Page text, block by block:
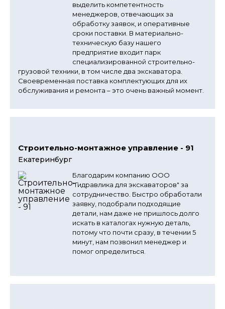
выделить компетентность
менеджеров, отвечающих за
обработку заявок, и оперативные
сроки поставки. В материально-
техническую базу нашего
предприятие входит парк
специализированной строительно-
грузовой техники, в том числе два экскаватора.
Своевременная поставка комплектующих для их
обслуживания и ремонта – это очень важный момент.
Строительно-монтажное управление - 91
Екатеринбург
Благодарим компанию ООО
"Гидравлика для экскаваторов" за
сотрудничество. Быстро обработали
заявку, подобрали подходящие
детали, нам даже не пришлось долго
искать в каталогах нужную деталь,
потому что почти сразу, в течении 5
минут, нам позвонил менеджер и
помог определиться.